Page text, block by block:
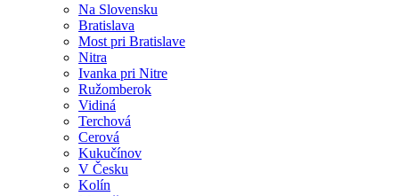
Na Slovensku
Bratislava
Most pri Bratislave
Nitra
Ivanka pri Nitre
Ružomberok
Vidiná
Terchová
Cerová
Kukučínov
V Česku
Kolín